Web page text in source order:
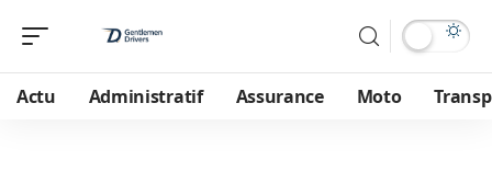
Actu Administratif Assurance Moto